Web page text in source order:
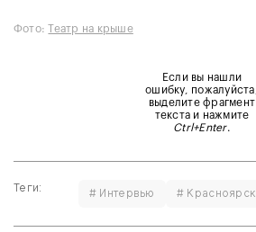
Фото:Театр на крыше
Если вы нашли
ошибку, пожалуйста,
выделите фрагмент
текста и нажмите
Ctrl+Enter.
Теги: # Интервью # Красноярск